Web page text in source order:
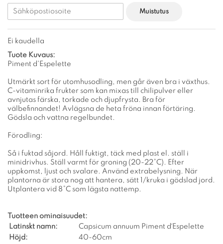
Muistutus
Ei kaudella
Tuote Kuvaus:
Piment d'Espelette
Utmärkt sort för utomhusodling, men går även bra i växthus.
C-vitaminrika frukter som kan mixas till chilipulver eller
avnjutas färska, torkade och djupfrysta. Bra för
välbefinnandet! Avlägsna de heta fröna innan förtäring.
Gödsla och vattna regelbundet.
Förodling:
Så i fuktad såjord. Håll fuktigt, täck med plast el. ställ i
minidrivhus. Ställ varmt för groning (20-22°C). Efter
uppkomst, ljust och svalare. Använd extrabelysning. När
plantorna är stora nog att hantera, sätt 1/kruka i gödslad jord.
Utplantera vid 8°C som lägsta nattemp.
Tuotteen ominaisuudet:
Latinskt namn:
Capsicum annuum Piment d´Espelette
Höjd:
40-60cm